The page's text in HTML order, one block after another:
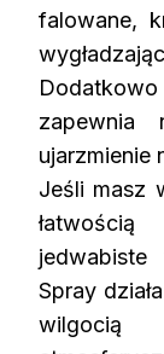
falowane,
zapewnia
ujarzmienie
Jeśli masz
jedwabiste
Spray
wilgocią